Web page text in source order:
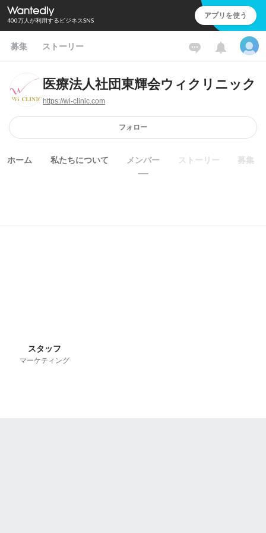
400万人が利用するビジネスSNS アプリを使う
募集 ストーリー
医療法人社団東輝会ウィクリニック
https://wi-clinic.com
フォロー
ホーム 私たちについて メンバー ストーリー 募集
スタッフ
マーケティング